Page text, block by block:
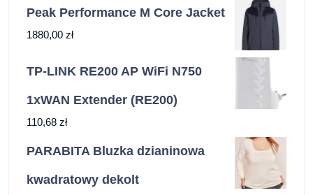
Peak Performance M Core Jacket
1880,00 zł
TP-LINK RE200 AP WiFi N750
1xWAN Extender (RE200)
110,68 zł
PARABITA Bluzka dzianinowa
kwadratowy dekolt